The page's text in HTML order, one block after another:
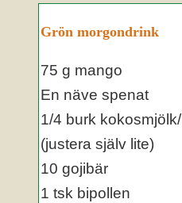
Grön morgondrink
75 g mango
En näve spenat
1/4 burk
(justera själv lite)
10 gojibär
1 tsk bipollen